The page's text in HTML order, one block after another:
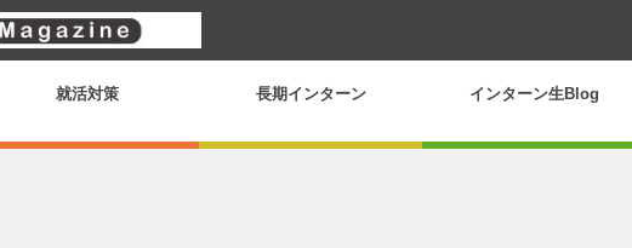
就活対策 長期インターン インターン生Blog